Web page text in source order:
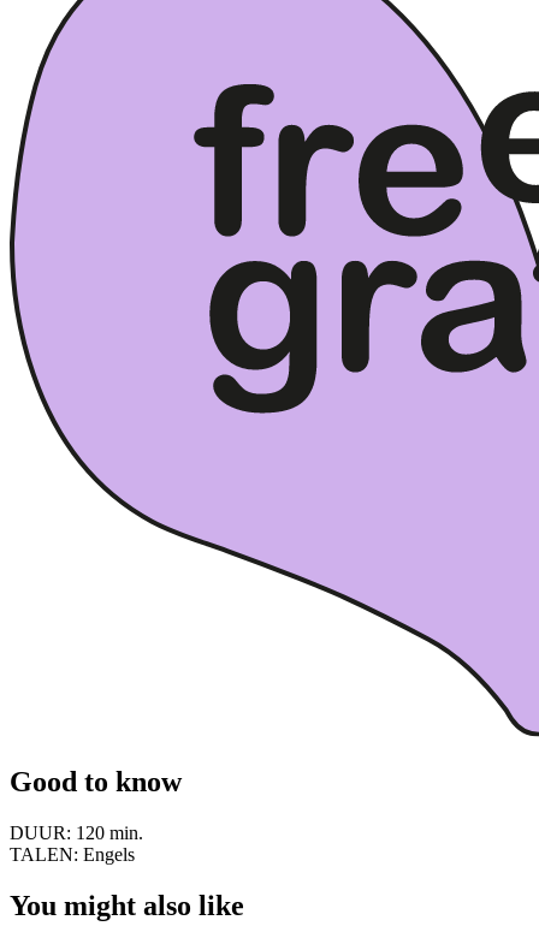
Good to know
DUUR: 120 min.
TALEN: Engels
You might also like